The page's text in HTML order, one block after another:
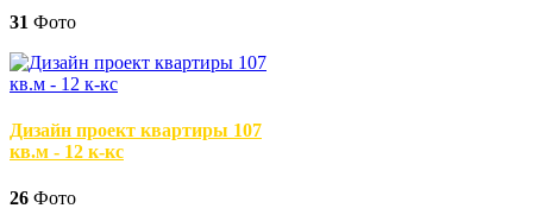
31 Фото
Дизайн проект квартиры 107
кв.м - 12 к-кс
26 Фото